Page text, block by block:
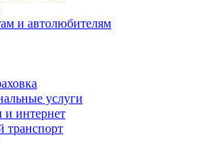
и автолюбителям
услуги
интернет